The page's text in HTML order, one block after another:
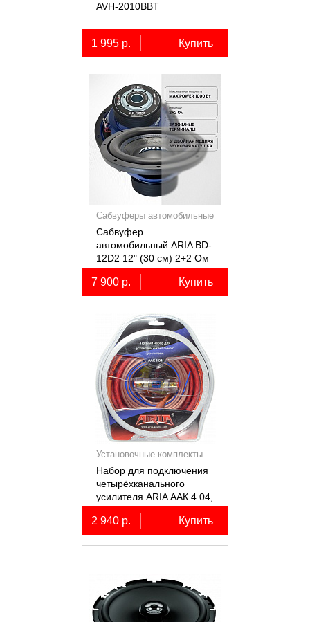
AVH-2010BBT
1 995 р. Купить
Сабвуферы автомобильные
Сабвуфер
автомобильный ARIA BD-
12D2 12" (30 см) 2+2 Ом
7 900 р. Купить
Установочные комплекты
(КИТы)
Набор для подключения
четырёхканального
усилителя ARIA ААК 4.04,
4AWG, miniANL 60А,
омедненный алюминий
(ССА)
2 940 р. Купить